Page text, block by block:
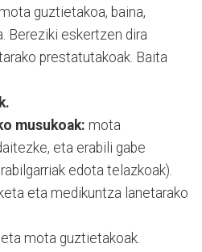
guztietakoa, baina,
Bereziki eskertzen dira
prestatutakoak. Baita
musukoak: mota
eta erabili gabe
edota telazkoak).
eta medikuntza lanetarako
mota guztietakoak.